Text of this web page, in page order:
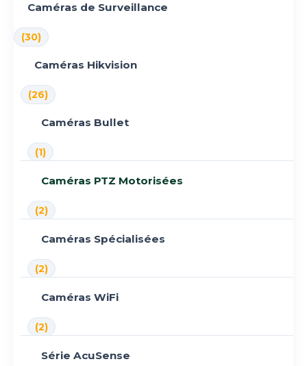
Caméras de Surveillance
(30)
Caméras Hikvision
(26)
Caméras Bullet
(1)
Caméras PTZ Motorisées
(2)
Caméras Spécialisées
(2)
Caméras WiFi
(2)
Série AcuSense